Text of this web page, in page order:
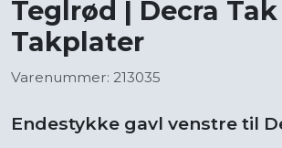
Teglrød | Decra Tak
Takplater
Varenummer: 213035
Endestykke gavl venstre til